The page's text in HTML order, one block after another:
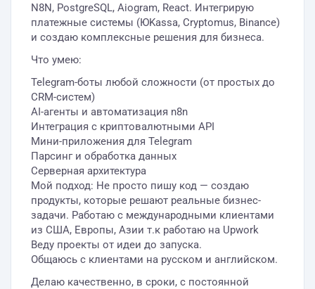
N8N, PostgreSQL, Aiogram, React. Интегрирую
платежные системы (ЮKassa, Cryptomus, Binance)
и создаю комплексные решения для бизнеса.
Что умею:
Telegram-боты любой сложности (от простых до
CRM-систем)
AI-агенты и автоматизация n8n
Интеграция с криптовалютными API
Мини-приложения для Telegram
Парсинг и обработка данных
Серверная архитектура
Мой подход: Не просто пишу код — создаю
продукты, которые решают реальные бизнес-
задачи. Работаю с международными клиентами
из США, Европы, Азии т.к работаю на Upwork
Веду проекты от идеи до запуска.
Общаюсь с клиентами на русском и английском.
Делаю качественно, в сроки, с постоянной